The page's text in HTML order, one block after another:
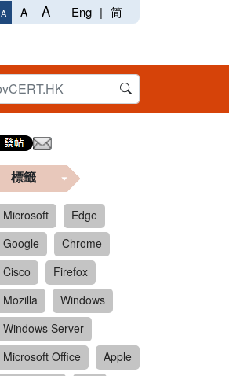
A A A Eng | 简
標籤
Microsoft
Edge
Google
Chrome
Cisco
Firefox
Mozilla
Windows
Windows Server
Microsoft Office
Apple